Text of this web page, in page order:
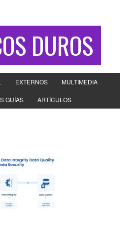
DUROS
EXTERNOS MULTIMEDIA
GUÍAS ARTÍCULOS